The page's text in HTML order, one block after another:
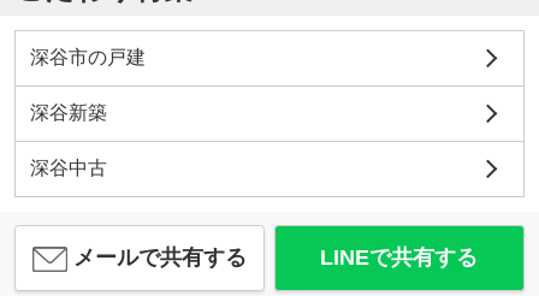
深谷市の戸建
深谷新築
深谷中古
メールで共有する LINEで共有する